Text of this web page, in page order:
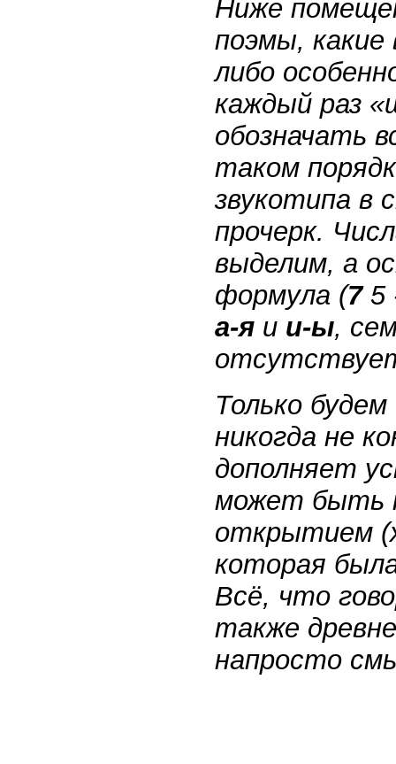
Ниже
поэмы, какие
либо
каждый раз
обозначать
таком
звукотипа в
прочерк.
выделим, а
формула (75
а-я и и-ы,
Только
никогда не
дополняет
может быть
открытием
которая
Всё, что
также
напросто